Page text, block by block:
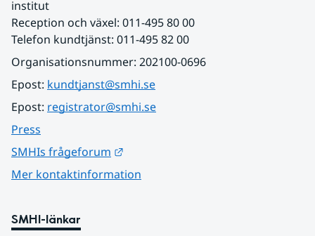
institut
Reception och växel: 011-495 80 00
Telefon kundtjänst: 011-495 82 00
Organisationsnummer: 202100-0696
Epost: kundtjanst@smhi.se
Epost: registrator@smhi.se
Press
SMHIs frågeforum
Mer kontaktinformation
SMHI-länkar